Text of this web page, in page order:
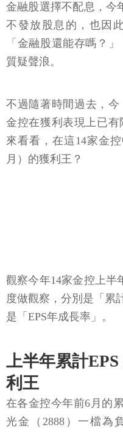
金融股選擇不配息，今
不發放股息的，也因
「金融股還能存嗎？
質疑聲浪。
不過隨著時間過去，今
金控在獲利表現上已
來看看，在這14家金
月）的獲利王？
觀察今年14家金控上半
度做觀察，分別是「累
是「EPS年成長率」。
上半年累計
利王
在各金控今年前6月的
光金（2888）一檔為